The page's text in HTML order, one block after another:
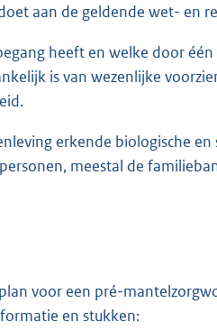
aan de geldende wet- en
heeft en welke door
is van wezenlijke
erkende biologische en
meestal de
voor een pré-
en stukken: